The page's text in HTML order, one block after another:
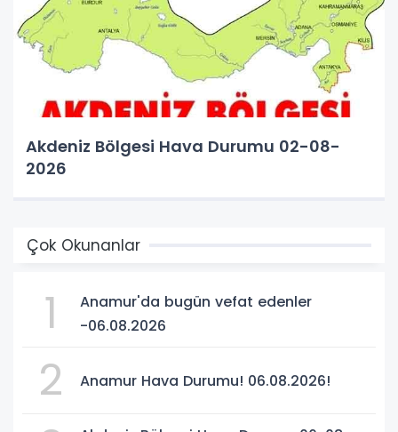
Akdeniz Bölgesi Hava Durumu 02-08-
2026
Çok Okunanlar
1
Anamur'da bugün vefat edenler
-06.08.2026
2 Anamur Hava Durumu! 06.08.2026!